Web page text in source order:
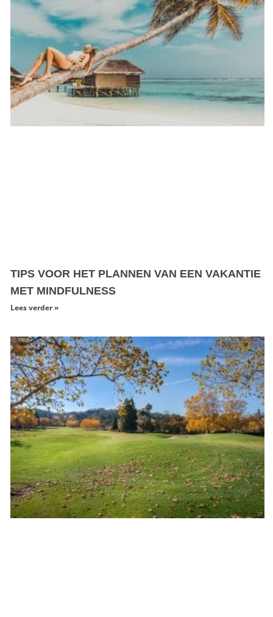
TIPS VOOR HET PLANNEN VAN EEN VAKANTIE
MET MINDFULNESS
Lees verder »